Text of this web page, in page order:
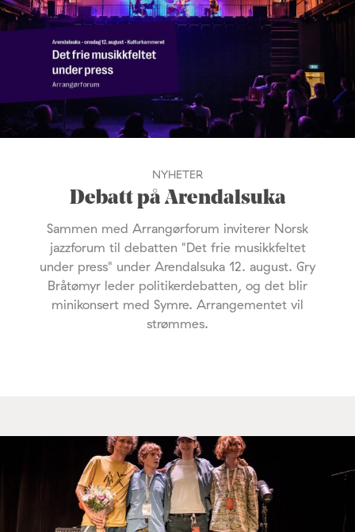
NYHETER
Debatt på Arendalsuka
Sammen med Arrangørforum inviterer Norsk
jazzforum til debatten "Det frie musikkfeltet
under press" under Arendalsuka 12. august. Gry
Bråtømyr leder politikerdebatten, og det blir
minikonsert med Symre. Arrangementet vil
strømmes.